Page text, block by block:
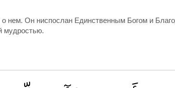
нем. Он ниспослан Единственным Богом и
мудростью.